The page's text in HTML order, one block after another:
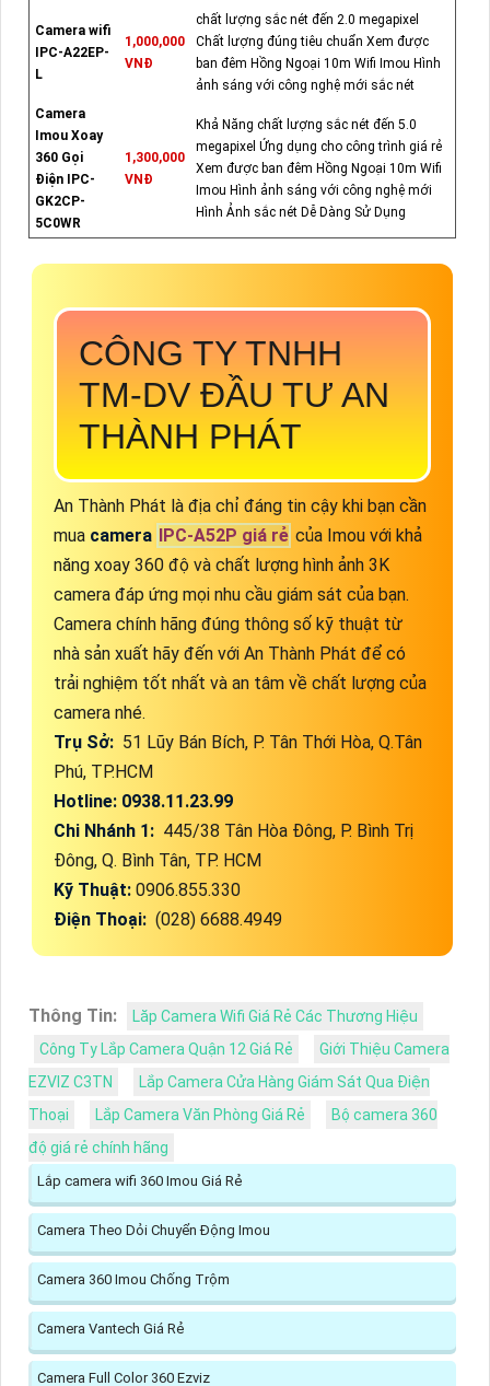
Camera wifi
IPC-A22EP-
L
1,000,000
VNĐ
chất lượng sắc nét đến 2.0 megapixel
Chất lượng đúng tiêu chuẩn Xem được
ban đêm Hồng Ngoại 10m Wifi Imou Hình
ảnh sáng với công nghệ mới sắc nét
Camera
Imou Xoay
360 Gọi
Điện IPC-
GK2CP-
5C0WR
1,300,000
VNĐ
Khả Năng chất lượng sắc nét đến 5.0
megapixel Ứng dụng cho công trình giá rẻ
Xem được ban đêm Hồng Ngoại 10m Wifi
Imou Hình ảnh sáng với công nghệ mới
Hình Ảnh sắc nét Dễ Dàng Sử Dụng
CÔNG TY TNHH
TM-DV ĐẦU TƯ AN
THÀNH PHÁT
An Thành Phát là địa chỉ đáng tin cậy khi bạn cần
mua camera IPC-A52P giá rẻ của Imou với khả
năng xoay 360 độ và chất lượng hình ảnh 3K
camera đáp ứng mọi nhu cầu giám sát của bạn.
Camera chính hãng đúng thông số kỹ thuật từ
nhà sản xuất hãy đến với An Thành Phát để có
trải nghiệm tốt nhất và an tâm về chất lượng của
camera nhé.
Trụ Sở: 51 Lũy Bán Bích, P. Tân Thới Hòa, Q.Tân
Phú, TP.HCM
Hotline: 0938.11.23.99
Chi Nhánh 1: 445/38 Tân Hòa Đông, P. Bình Trị
Đông, Q. Bình Tân, TP. HCM
Kỹ Thuật: 0906.855.330
Điện Thoại: (028) 6688.4949
Thông Tin:
Lăp Camera Wifi Giá Rẻ Các Thương Hiệu
Công Ty Lắp Camera Quận 12 Giá Rẻ
Giới Thiệu Camera
EZVIZ C3TN
Lắp Camera Cửa Hàng Giám Sát Qua Điện
Thoại
Lắp Camera Văn Phòng Giá Rẻ
Bộ camera 360
độ giá rẻ chính hãng
Lắp camera wifi 360 Imou Giá Rẻ
Camera Theo Dỏi Chuyển Động Imou
Camera 360 Imou Chống Trộm
Camera Vantech Giá Rẻ
Camera Full Color 360 Ezviz